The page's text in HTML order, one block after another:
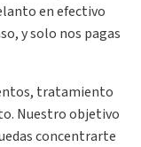
en efectivo
y solo nos pagas
tratamiento
Nuestro objetivo
concentrarte